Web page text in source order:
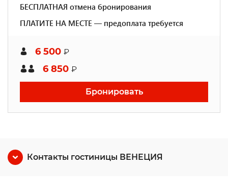
БЕСПЛАТНАЯ отмена бронирования
ПЛАТИТЕ НА МЕСТЕ — предоплата требуется
6 500 ₽
6 850 ₽
Бронировать
Контакты гостиницы ВЕНЕЦИЯ